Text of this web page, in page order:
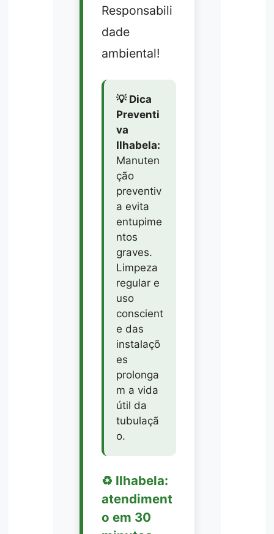
Responsabili
dade
ambiental!
💡 Dica
Preventi
va
Ilhabela:
Manuten
ção
preventiv
a evita
entupime
ntos
graves.
Limpeza
regular e
uso
conscient
e das
instalaçõ
es
prolonga
m a vida
útil da
tubulaçã
o.
♻️ Ilhabela:
atendiment
o em 30